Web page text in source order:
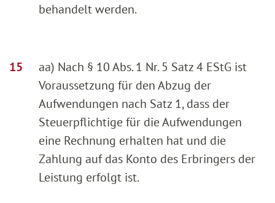
behandelt werden.
aa) Nach § 10 Abs. 1 Nr. 5 Satz 4 EStG ist
Voraussetzung für den Abzug der
Aufwendungen nach Satz 1, dass der
Steuerpflichtige für die Aufwendungen
eine Rechnung erhalten hat und die
Zahlung auf das Konto des Erbringers der
Leistung erfolgt ist.